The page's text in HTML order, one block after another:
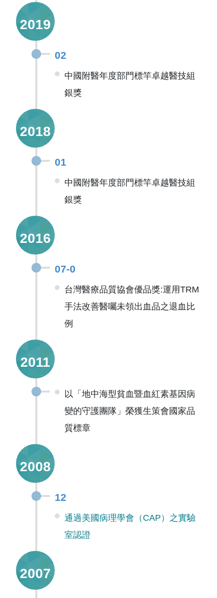
2019
02
中國附醫年度部門標竿卓越醫技組
銀獎
2018
01
中國附醫年度部門標竿卓越醫技組
銀獎
2016
07-0
台灣醫療品質協會優品獎:運用TRM
手法改善醫囑未領出血品之退血比
例
2011
以「地中海型貧血暨血紅素基因病
變的守護團隊」榮獲生策會國家品
質標章
2008
12
通過美國病理學會（CAP）之實驗
室認證
2007